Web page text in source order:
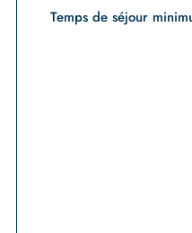
Temps de séjour